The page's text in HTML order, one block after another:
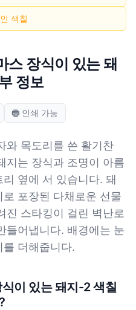
색칠
스 장식이 있는 돼
정보
인쇄 가능
와 목도리를 쓴 활기찬
지는 장식과 조명이 아름
옆에 서 있습니다. 돼
포장된 다채로운 선물
진 스타킹이 걸린 벽난로
들어냅니다. 배경에는 눈
더해줍니다.
이 있는 돼지-2 색칠